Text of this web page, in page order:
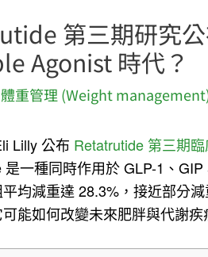
第三期研究
Agonist 時代？
體重管理 (Weight
Lilly 公布 Retatrutide 第三期
是一種同時作用於 GLP-1、
均減重達 28.3%，接近部分
能如何改變未來肥胖與代謝疾